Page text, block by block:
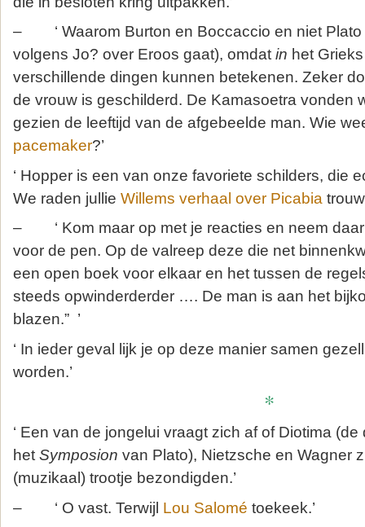
– ‘ Waarom Burton en Boccaccio en niet Plato
volgens Jo? over Eroos gaat), omdat in het
verschillende dingen kunnen betekenen. Zeker
de vrouw is geschilderd. De Kamasoetra vonden
gezien de leeftijd van de afgebeelde man. Wie
pacemaker?’
‘ Hopper is een van onze favoriete schilders, die
We raden jullie Willems verhaal over Picabia
– ‘ Kom maar op met je reacties en neem
voor de pen. Op de valreep deze die net
een open boek voor elkaar en het tussen de
steeds opwinderderder …. De man is aan het
blazen.” ’
‘ In ieder geval lijk je op deze manier samen
worden.’
*
‘ Een van de jongelui vraagt zich af of Diotima
het Symposion van Plato), Nietzsche en Wagner
(muzikaal) trootje bezondigden.’
– ‘ O vast. Terwijl Lou Salomé toekeek.’